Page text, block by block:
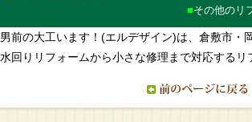
その他のリ
男前の大工います！(エルデザイン)は、倉敷市・
水回りリフォームから小さな修理まで対応するリ